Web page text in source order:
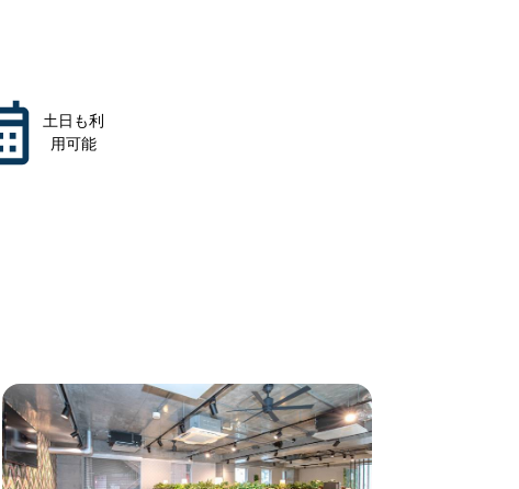
土日も利
用可能